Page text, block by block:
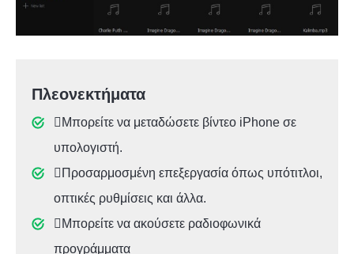
Πλεονεκτήματα
Μπορείτε να μεταδώσετε βίντεο iPhone σε
υπολογιστή.
Προσαρμοσμένη επεξεργασία όπως υπότιτλοι,
οπτικές ρυθμίσεις και άλλα.
Μπορείτε να ακούσετε ραδιοφωνικά
προγράμματα